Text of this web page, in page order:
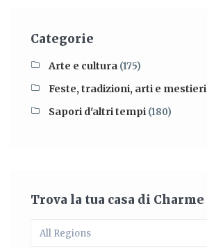
Categorie
Arte e cultura (175)
Feste, tradizioni, arti e mestieri
Sapori d'altri tempi (180)
Trova la tua casa di Charme
All Regions